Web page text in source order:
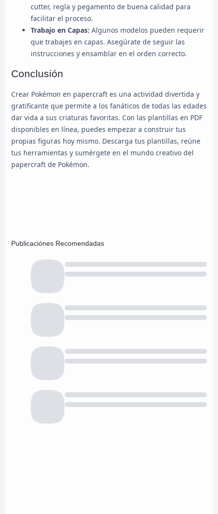
cutter, regla y pegamento de buena calidad para
facilitar el proceso.
Trabajo en Capas: Algunos modelos pueden requerir
que trabajes en capas. Asegúrate de seguir las
instrucciones y ensamblar en el orden correcto.
Conclusión
Crear Pokémon en papercraft es una actividad divertida y
gratificante que permite a los fanáticos de todas las edades
dar vida a sus criaturas favoritas. Con las plantillas en PDF
disponibles en línea, puedes empezar a construir tus
propias figuras hoy mismo. Descarga tus plantillas, reúne
tus herramientas y sumérgete en el mundo creativo del
papercraft de Pokémon.
Publicaciónes Recomendadas